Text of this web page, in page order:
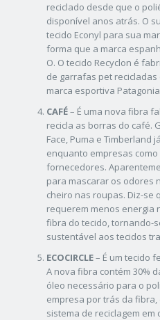
reciclado desde que o
disponível anos atrás. O
tecido Econyl para sua
forma que a marca
O. O tecido Recyclon é
de garrafas pet
marca esportiva
CAFÉ– É uma nova fibra
recicla as borras do café.
Face, Puma e Timberland
enquanto empresas
fornecedores.
para mascarar os odores
cheiro nas roupas. Diz-se
requerem menos energia
fibra do tecido, tornando-
sustentável aos tecidos
ECOCIRCLE– É um tecido
A nova fibra contém 30%
óleo necessário para o
empresa por trás da
sistema de reciclagem